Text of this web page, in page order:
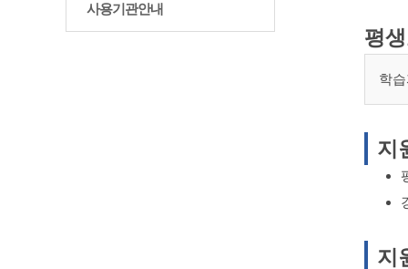
사용기관안내
평
학
지
지